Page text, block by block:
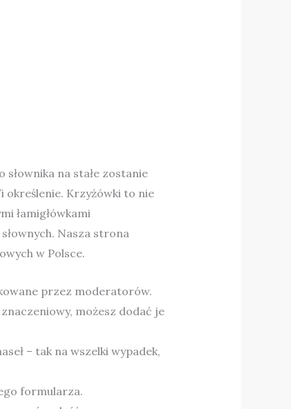
na stałe zostanie
określenie. Krzyżówki to nie
łamigłówkami
Nasza strona
w Polsce.
przez moderatorów.
możesz dodać je
– tak na wszelki wypadek,
formularza.